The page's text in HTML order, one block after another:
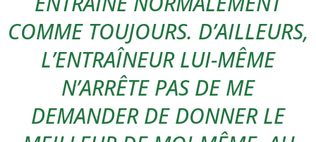
COMME TOUJOURS. D’AILLEURS,
L’ENTRAÎNEUR LUI-MÊME
N’ARRÊTE PAS DE ME
DEMANDER DE DONNER LE